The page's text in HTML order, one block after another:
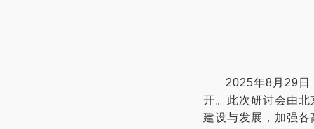
2025年8 月 29
开。此次研讨会由
建设与发展，加强